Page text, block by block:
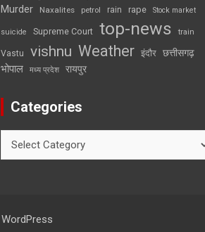
Murder Naxalites petrol rain rape Stock market
suicide Supreme Court top-news train
Vastu vishnu Weather इंदौर छत्तीसगढ़
भोपाल मध्य प्रदेश रायपुर
Categories
WordPress